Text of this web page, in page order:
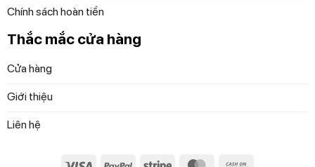
website hoặc liên hệ:
Trực tiếp qua Hotline 097 118 81 66 để được trải
nghiệm và nhân viên hỗ trợ thông tin tốt nhất.
Diệp Anh – Hàng Đức
và mới nhất với những cam kết 100% chất lượng
Chính sách hoàn tiền
Thắc mắc cửa hàng
Cửa hàng
Giới thiệu
Liên hệ
Visa PayPal Stripe MasterCard